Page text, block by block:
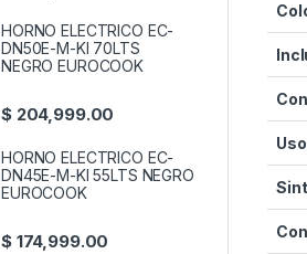
HORNO ELECTRICO EC-
DN50E-M-KI 70LTS
NEGRO EUROCOOK
$204,999.00
HORNO ELECTRICO EC-
DN45E-M-KI 55LTS NEGRO
EUROCOOK
$174,999.00